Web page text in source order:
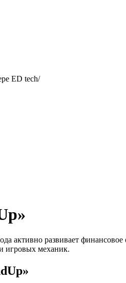
ED tech/
активно развивает
игровых механик.